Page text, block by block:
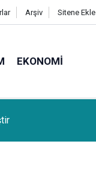
Arşiv Sitene Ekle
EKONOMI
vefat etmiştir